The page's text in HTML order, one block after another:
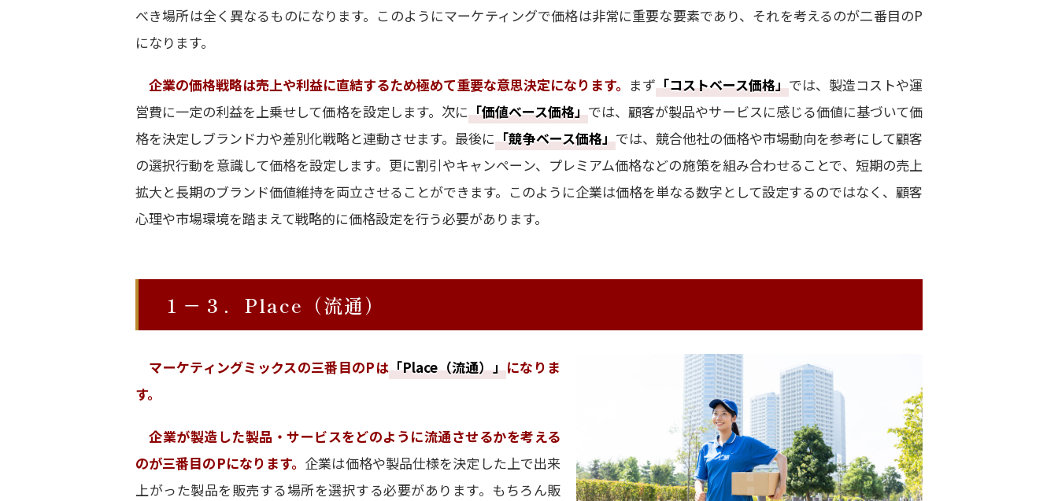
べき場所は全く異なるものになります。このようにマーケティングで価格は非常に重要な要素であり、それを考えるのが二番目のP
になります。
企業の価格戦略は売上や利益に直結するため極めて重要な意思決定になります。 まず「コストベース価格」では、製造コストや運
営費に一定の利益を上乗せして価格を設定します。次に「価値ベース価格」では、顧客が製品やサービスに感じる価値に基づいて価
格を決定しブランド力や差別化戦略と連動させます。最後に「競争ベース価格」では、競合他社の価格や市場動向を参考にして顧客
の選択行動を意識して価格を設定します。更に割引やキャンペーン、プレミアム価格などの施策を組み合わせることで、短期の売上
拡大と長期のブランド価値維持を両立させることができます。このように企業は価格を単なる数字として設定するのではなく、顧客
心理や市場環境を踏まえて戦略的に価格設定を行う必要があります。
１－３．Place（流通）
マーケティングミックスの三番目のPは「Place（流通）」になりま
す。
企業が製造した製品・サービスをどのように流通させるかを考える
のが三番目のPになります。 企業は価格や製品仕様を決定した上で出来
上がった製品を販売する場所を選択する必要があります。もちろん販